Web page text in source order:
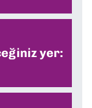
yer: